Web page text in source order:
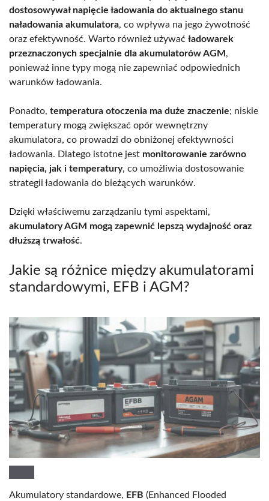
dostosowywał napięcie ładowania do aktualnego stanu
naładowania akumulatora, co wpływa na jego żywotność
oraz efektywność. Warto również używać ładowarek
przeznaczonych specjalnie dla akumulatorów AGM ,
ponieważ inne typy mogą nie zapewniać odpowiednich
warunków ładowania.
Ponadto, temperatura otoczenia ma duże znaczenie; niskie
temperatury mogą zwiększać opór wewnętrzny
akumulatora, co prowadzi do obniżonej efektywności
ładowania. Dlatego istotne jest monitorowanie zarówno
napięcia, jak i temperatury, co umożliwia dostosowanie
strategii ładowania do bieżących warunków.
Dzięki właściwemu zarządzaniu tymi aspektami,
akumulatory AGM mogą zapewnić lepszą wydajność oraz
dłuższą trwałość.
Jakie są różnice między akumulatorami
standardowymi, EFB i AGM?
Akumulatory standardowe, EFB (Enhanced Flooded